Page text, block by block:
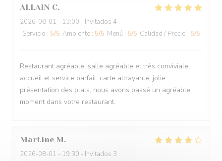
ALLAIN C
2026-08-01 - 13:00 - Invitados 4
Servicio : 5/5 Ambiente : 5/5 Menú : 5/5 Calidad / Precio : 5/5
Restaurant agréable, salle agréable et très conviviale,
accueil et service parfait, carte attrayante, jolie
présentation des plats, nous avons passé un agréable
moment dans votre restaurant.
Martine M
2026-08-01 - 19:30 - Invitados 3